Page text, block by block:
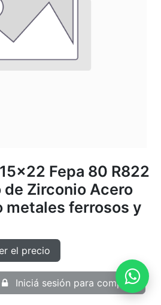
Fepa 80 R822
de Zirconio Acero
metales ferrosos y
el precio
Iniciá sesión para comprar